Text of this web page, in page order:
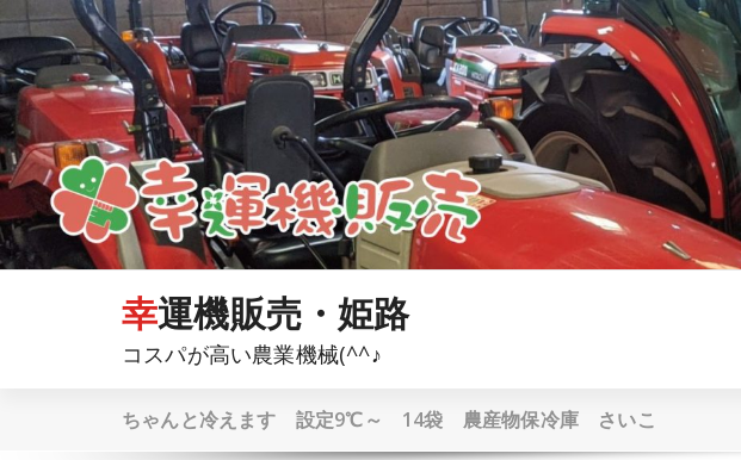
ン
テ
ン
ツ
へ
ス
キ
プ
幸運機販売・姫路
コスパが高い農業機械(^^♪
ちゃんと冷えます 設定9℃～ 14袋 農産物保冷庫 さいこ